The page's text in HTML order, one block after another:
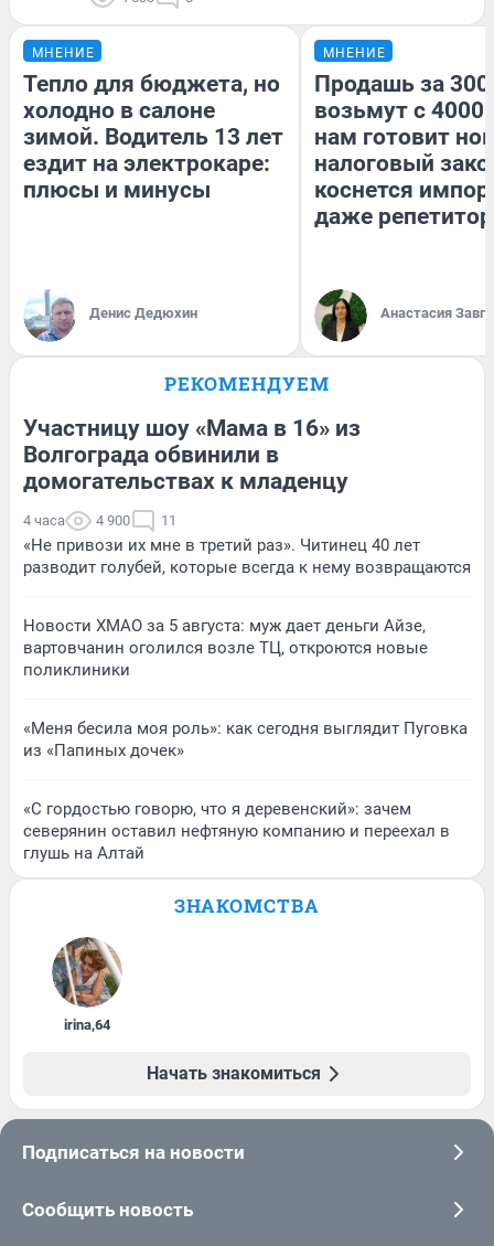
МНЕНИЕ
Тепло для бюджета, но
холодно в салоне
зимой. Водитель 13 лет
ездит на электрокаре:
плюсы и минусы
Денис Дедюхин
МНЕНИЕ
Продашь за
возьмут с
нам готовит
налоговый
коснется
даже
Анастасия
РЕКОМЕНДУЕМ
Участницу шоу «Мама в 16» из
Волгограда обвинили в
домогательствах к младенцу
4 часа 4 900 11
«Не привози их мне в третий раз». Читинец 40 лет
разводит голубей, которые всегда к нему возвращаются
Новости ХМАО за 5 августа: муж дает деньги Айзе,
вартовчанин оголился возле ТЦ, откроются новые
поликлиники
«Меня бесила моя роль»: как сегодня выглядит Пуговка
из «Папиных дочек»
«С гордостью говорю, что я деревенский»: зачем
северянин оставил нефтяную компанию и переехал в
глушь на Алтай
ЗНАКОМСТВА
irina,64
Начать знакомиться
Подписаться на новости
Сообщить новость